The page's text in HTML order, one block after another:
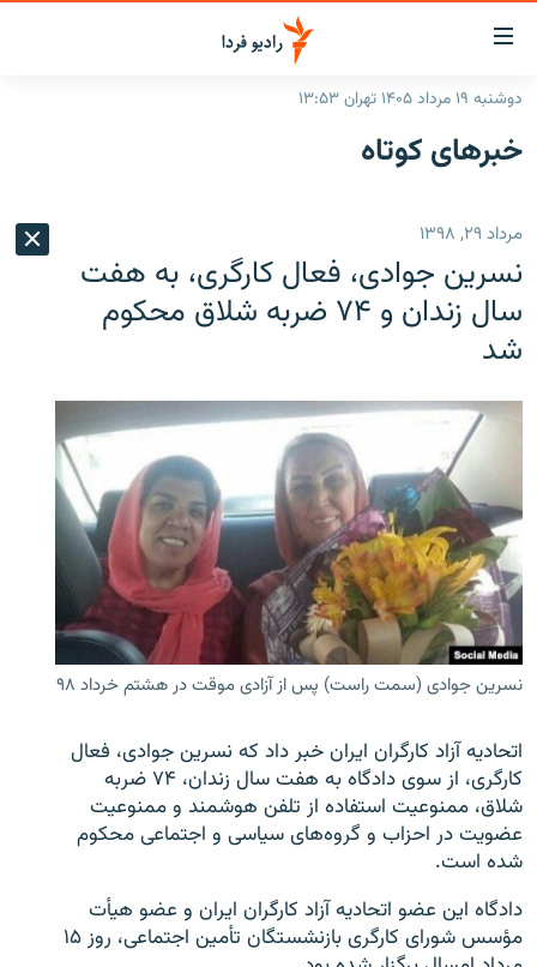
لینک‌های
قابلیت
دسترسی
بازگشت
اصلی
رفتن
صفحه
جستجو
ایران
انتخاب کنید و بشنوید
برنامه‌های رادیویی
پادکست
چندرسانه‌ای
گزارش‌های ویدئویی
English
به ما بپیوندید
زبان‌های دیگر
دوشنبه ۱۹ مرداد ۱۴۰۵ تهران ۱۳:۵۳
خبرهای کوتاه
مرداد ۲۹, ۱۳۹۸
نسرین جوادی، فعال کارگری، به هفت
سال زندان و ۷۴ ضربه شلاق محکوم
شد
نسرین جوادی (سمت راست) پس از آزادی موقت در هشتم خرداد ۹۸
اتحادیه آزاد کارگران ایران خبر داد که نسرین جوادی، فعال
کارگری، از سوی دادگاه به هفت سال زندان، ۷۴ ضربه
شلاق، ممنوعیت استفاده از تلفن هوشمند و ممنوعیت
عضویت در احزاب و گروه‌های سیاسی و اجتماعی محکوم
شده است.
دادگاه این عضو اتحادیه آزاد کارگران ایران و عضو هیأت
مؤسس شورای کارگری بازنشستگان تأمین اجتماعی، روز ۱۵